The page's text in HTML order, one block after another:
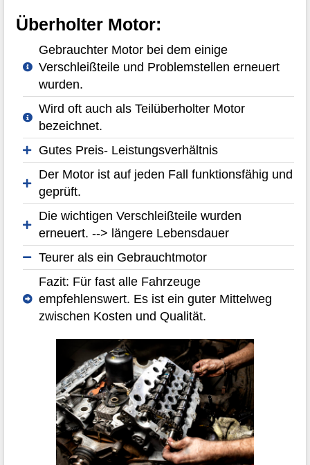
Überholter Motor:
Gebrauchter Motor bei dem einige
Verschleißteile und Problemstellen erneuert
wurden.
Wird oft auch als Teilüberholter Motor
bezeichnet.
Gutes Preis- Leistungsverhältnis
Der Motor ist auf jeden Fall funktionsfähig und
geprüft.
Die wichtigen Verschleißteile wurden
erneuert. --> längere Lebensdauer
Teurer als ein Gebrauchtmotor
Fazit: Für fast alle Fahrzeuge
empfehlenswert. Es ist ein guter Mittelweg
zwischen Kosten und Qualität.